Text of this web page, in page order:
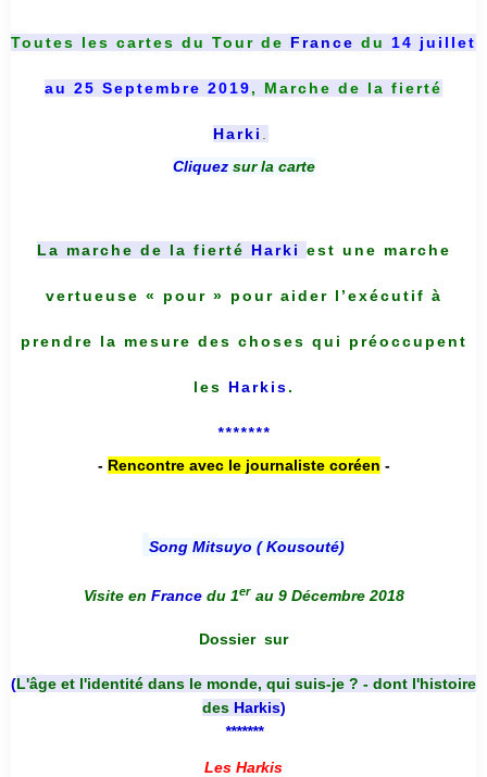
Toutes les cartes du Tour de France du 14 juillet
au 25 Septembre 2019, Marche de la fierté
Harki
Cliquez sur la carte
La marche de la fierté Harki est une marche
vertueuse « pour » pour aider l’exécutif à
prendre la mesure des choses qui préoccupent
les Harkis.
*******
- Rencontre avec le journaliste coréen -
Song Mitsuyo ( Kousouté)
Visite en France du 1er au 9 Décembre 2018
Dossier sur
(L'âge et l'identité dans le monde, qui suis-je ? - dont l'histoire
des Harkis)
*******
Les Harkis